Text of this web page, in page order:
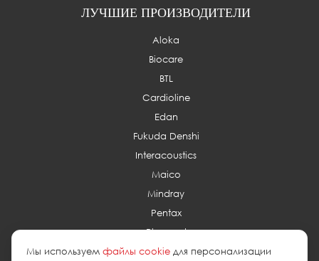
ЛУЧШИЕ ПРОИЗВОДИТЕЛИ
Aloka
Biocare
BTL
Cardioline
Edan
Fukuda Denshi
Interacoustics
Maico
Mindray
Pentax
Planmed
Мы используем файлы cookie для персонализации